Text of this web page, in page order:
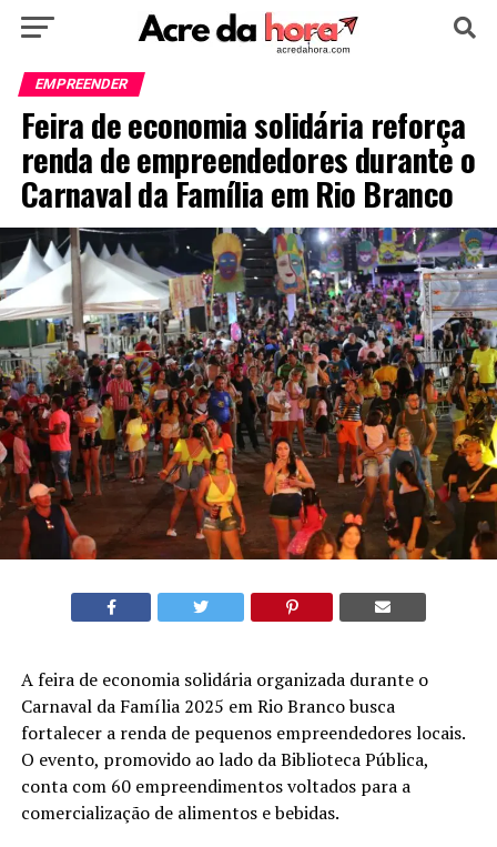
HOME
EDUCAÇÃO NOTÍCIA MUNDO
EMPREENDER
Feira de economia solidária reforça
renda de empreendedores durante o
Carnaval da Família em Rio Branco
A feira de economia solidária organizada durante o
Carnaval da Família 2025 em Rio Branco busca
fortalecer a renda de pequenos empreendedores locais.
O evento, promovido ao lado da Biblioteca Pública,
conta com 60 empreendimentos voltados para a
comercialização de alimentos e bebidas.